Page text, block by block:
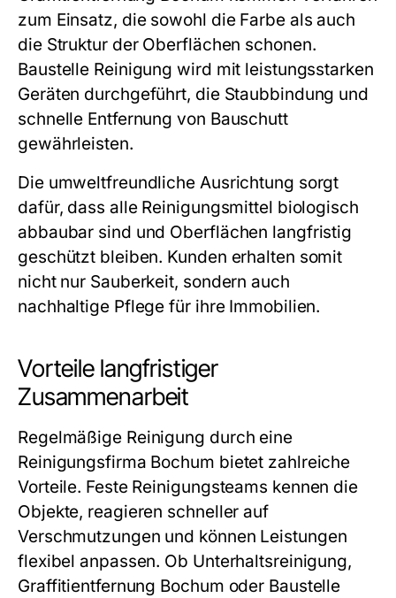
zum Einsatz, die sowohl die Farbe als auch
die Struktur der Oberflächen schonen.
Baustelle Reinigung wird mit leistungsstarken
Geräten durchgeführt, die Staubbindung und
schnelle Entfernung von Bauschutt
gewährleisten.
Die umweltfreundliche Ausrichtung sorgt
dafür, dass alle Reinigungsmittel biologisch
abbaubar sind und Oberflächen langfristig
geschützt bleiben. Kunden erhalten somit
nicht nur Sauberkeit, sondern auch
nachhaltige Pflege für ihre Immobilien.
Vorteile langfristiger
Zusammenarbeit
Regelmäßige Reinigung durch eine
Reinigungsfirma Bochum bietet zahlreiche
Vorteile. Feste Reinigungsteams kennen die
Objekte, reagieren schneller auf
Verschmutzungen und können Leistungen
flexibel anpassen. Ob Unterhaltsreinigung,
Graffitientfernung Bochum oder Baustelle